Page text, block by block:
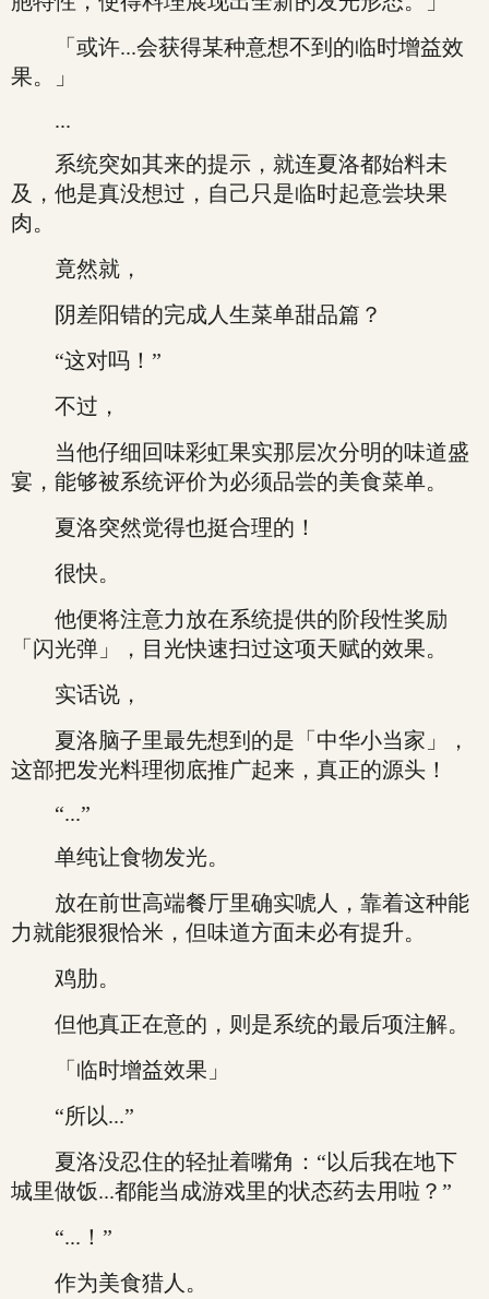
「或许...会获得某种意想不到的临时增益效
果。」
...
系统突如其来的提示，就连夏洛都始料未
及，他是真没想过，自己只是临时起意尝块果
肉。
竟然就，
阴差阳错的完成人生菜单甜品篇？
“这对吗！”
不过，
当他仔细回味彩虹果实那层次分明的味道盛
宴，能够被系统评价为必须品尝的美食菜单。
夏洛突然觉得也挺合理的！
很快。
他便将注意力放在系统提供的阶段性奖励
「闪光弹」，目光快速扫过这项天赋的效果。
实话说，
夏洛脑子里最先想到的是「中华小当家」，
这部把发光料理彻底推广起来，真正的源头！
“...”
单纯让食物发光。
放在前世高端餐厅里确实唬人，靠着这种能
力就能狠狠恰米，但味道方面未必有提升。
鸡肋。
但他真正在意的，则是系统的最后项注解。
「临时增益效果」
“所以...”
夏洛没忍住的轻扯着嘴角：“以后我在地下
城里做饭...都能当成游戏里的状态药去用啦？”
“...！”
作为美食猎人。